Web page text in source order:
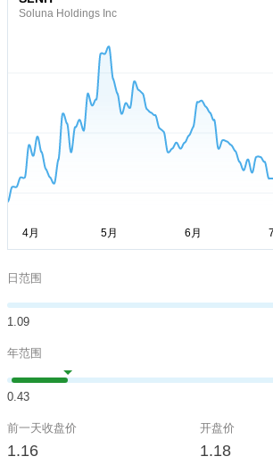
Soluna Holdings Inc
日范围
1.09
年范围
0.43
前一天收盘价
1.16
开盘价
1.18